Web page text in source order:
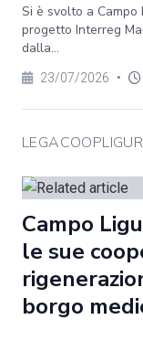
Si è svolto a
progetto Interreg
dalla...
23/07/2026 •
Campo
le sue
borgo